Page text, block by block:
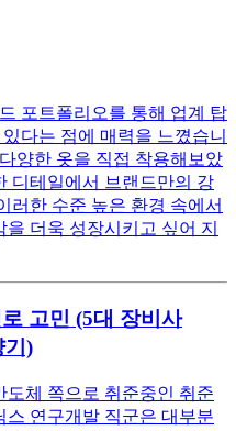
포트폴리오를 통해 업계 탑
다는 점에 매력을 느꼈습니
양한 옷을 직접 착용해보았
디테일에서 브랜드만의 강
러한 수준 높은 환경 속에서
더욱 성장시키고 싶어 지
고민 (5대 장비사
기)
도체 쪽으로 취준중인 취준
연구개발 직군은 대부분